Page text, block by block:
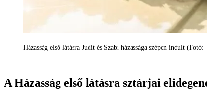
Házasság első látásra Judit és Szabi házassága szépen indult (Fotó:
A Házasság első látásra sztárjai